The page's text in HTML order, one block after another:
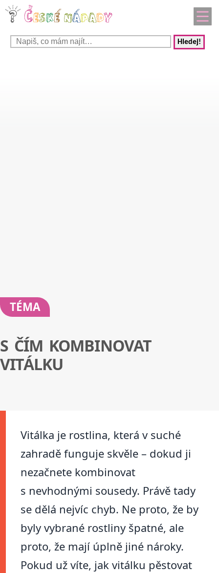
Hledej!
TÉMA
S ČÍM KOMBINOVAT
VITÁLKU
Vitálka je rostlina, která v suché
zahradě funguje skvěle – dokud ji
nezačnete kombinovat
s nevhodnými sousedy. Právě tady
se dělá nejvíc chyb. Ne proto, že by
byly vybrané rostliny špatné, ale
proto, že mají úplně jiné nároky.
Pokud už víte, jak vitálku pěstovat